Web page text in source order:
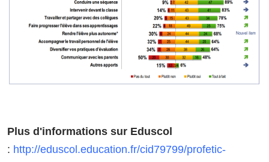
Plus d'informations sur Eduscol
: http://eduscol.education.fr/cid79799/profetic-